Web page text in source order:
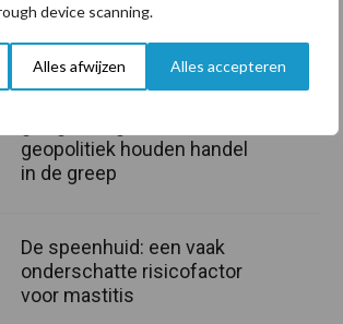
device scanning.
Alles afwijzen Alles accepteren
voor jou!
geopolitiek houden handel
in de greep
De speenhuid: een vaak
onderschatte risicofactor
voor mastitis